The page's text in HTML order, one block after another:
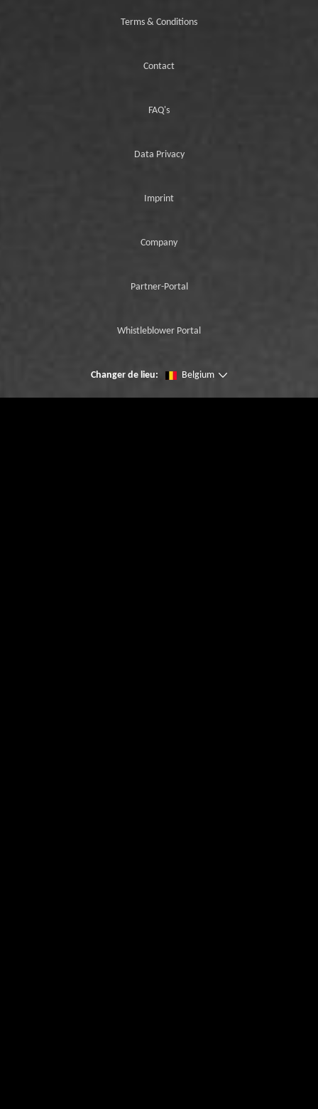
Terms & Conditions
Contact
FAQ's
Data Privacy
Imprint
Company
Partner-Portal
Whistleblower Portal
Changer de lieu: Belgium